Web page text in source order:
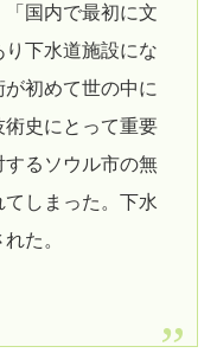
国内で最初に文
下水道施設にな
初めて世の中に
史にとって重要
るソウル市の無
しまった。下水
た。